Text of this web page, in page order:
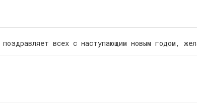
поздравляет всех с наступающим новым годом,